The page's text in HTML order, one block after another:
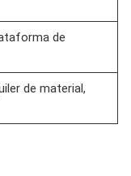
de
de material,